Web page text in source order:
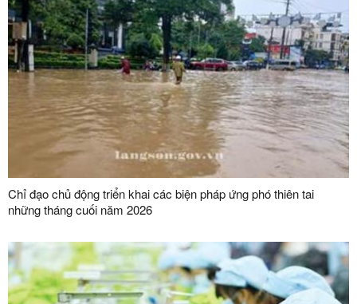
Chỉ đạo chủ động triển khai các biện pháp ứng phó thiên tai
những tháng cuối năm 2026